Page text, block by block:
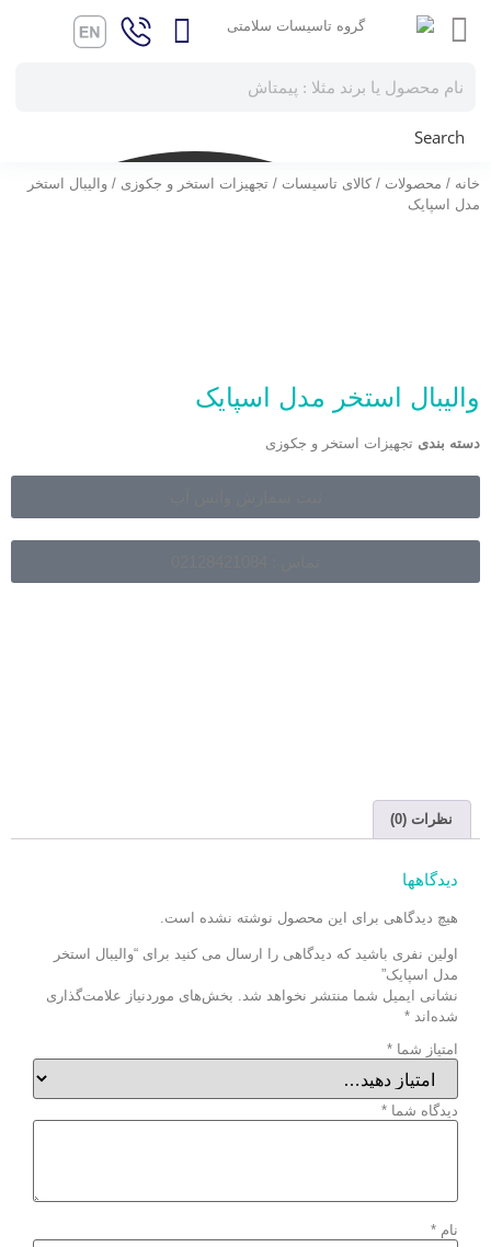
Search
خانه / محصولات / کالای تاسیسات / تجهیزات استخر و جکوزی / والیبال استخر
مدل اسپایک
والیبال استخر مدل اسپایک
دسته بندی تجهیزات استخر و جکوزی
نظرات (0)
دیدگاهها
هیچ دیدگاهی برای این محصول نوشته نشده است.
اولین نفری باشید که دیدگاهی را ارسال می کنید برای “والیبال استخر
مدل اسپایک”
نشانی ایمیل شما منتشر نخواهد شد. بخش‌های موردنیاز علامت‌گذاری
شده‌اند *
امتیاز شما *
دیدگاه شما *
نام *